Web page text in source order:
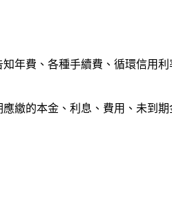
年費、各種手續費、循環信用
繳的本金、利息、費用、未到